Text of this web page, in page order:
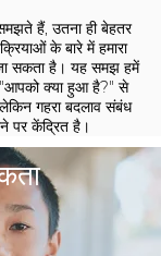
हैं, उतना ही बेहतर
के बारे में हमारा
सकता है। यह समझ हमें
क्या हुआ है?" से
गहरा बदलाव संबंध
पर केंद्रित है।